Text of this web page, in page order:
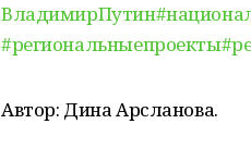
ВладимирПутин
#региональныепроекты
Автор: Дина Арсланова.